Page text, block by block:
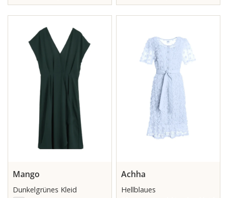
Mango
Dunkelgrünes Kleid
Achha
Hellblaues